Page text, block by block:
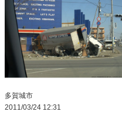
多賀城市
2011/03/24 12:31